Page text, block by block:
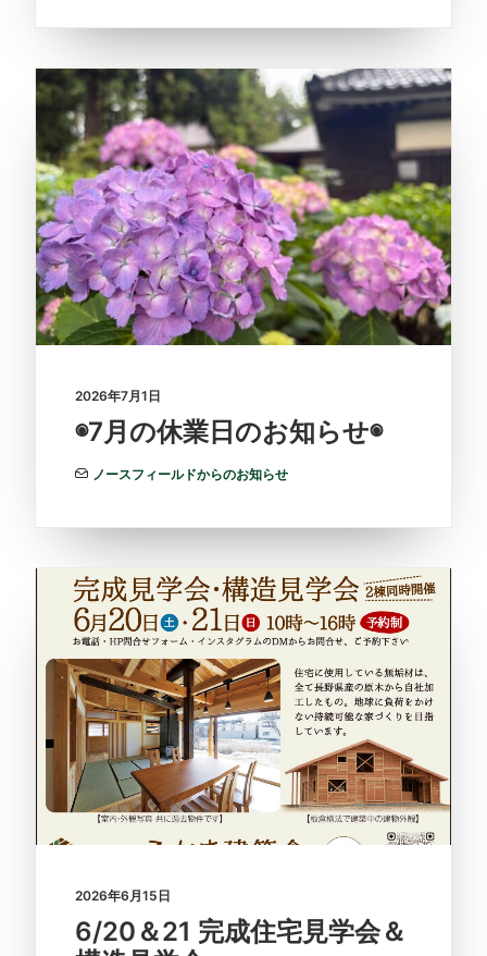
2026年7月1日
◉7月の休業日のお知らせ◉
ノースフィールドからのお知らせ
2026年6月15日
6/20＆21 完成住宅見学会＆